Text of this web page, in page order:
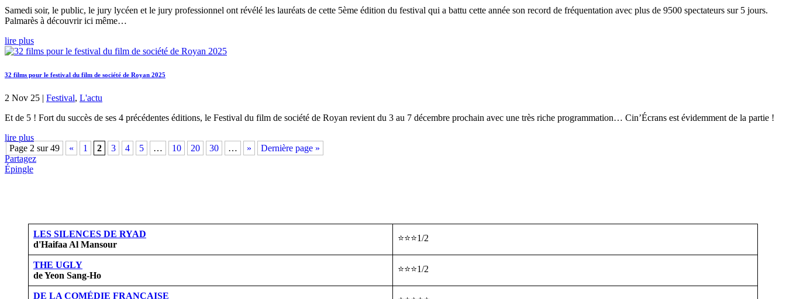
Samedi soir, le public, le jury lycéen et le jury professionnel ont révélé les lauréats de cette 5ème édition du festival qui a battu cette année son record de fréquentation avec plus de 9500 spectateurs sur 5 jours.
Palmarès à découvrir ici même…
lire plus
32 films pour le festival du film de société de Royan 2025
2 Nov 25 | Festival, L'actu
Et de 5 ! Fort du succès de ses 4 précédentes éditions, le Festival du film de société de Royan revient du 3 au 7 décembre prochain avec une très riche programmation… Cin’Écrans est évidemment de la partie !
lire plus
Page 2 sur 49
« 1 2 3 4 5 … 10 20 30 … »
Dernière page »
Partagez
Épingle
LES SILENCES DE RYAD
d'Haifaa Al Mansour
⭐⭐⭐1/2
THE UGLY
de Yeon Sang-Ho
⭐⭐⭐1/2
DE LA COMÉDIE FRANÇAISE